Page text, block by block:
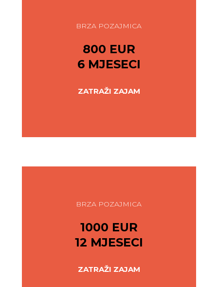
BRZA POZAJMICA
800 EUR
6 MJESECI
ZATRAŽI ZAJAM
BRZA POZAJMICA
1000 EUR
12 MJESECI
ZATRAŽI ZAJAM